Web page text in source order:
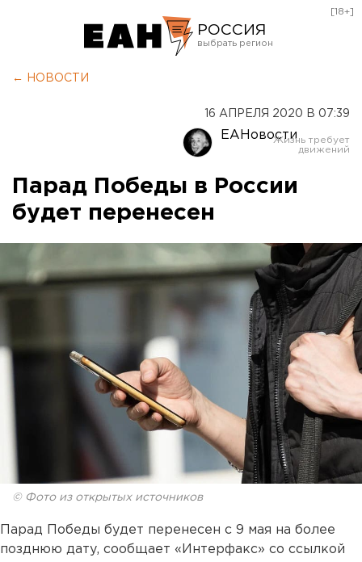
РОССИЯ
Оренбург
[18+]
← НОВОСТИ
16 АПРЕЛЯ 2020 В 07:39
ЕАНовости
Парад Победы в России
будет перенесен
© Фото из открытых источников
Парад Победы будет перенесен с 9 мая на более
позднюю дату, сообщает «Интерфакс» со ссылкой